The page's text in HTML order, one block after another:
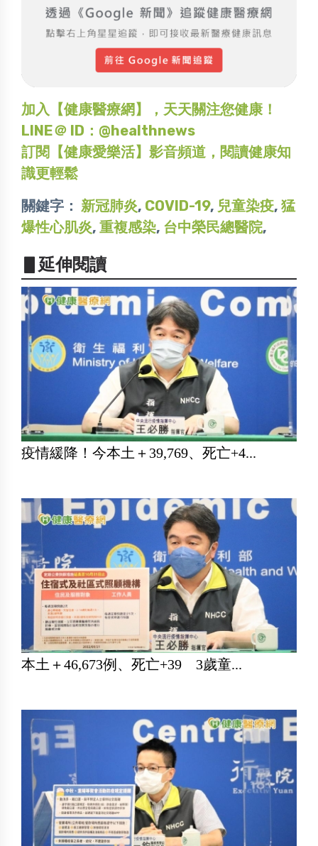
加入【健康醫療網】，天天關注您健康！
LINE＠ ID：@healthnews
訂閱【健康愛樂活】影音頻道，閱讀健康知
識更輕鬆
關鍵字： 新冠肺炎, COVID-19, 兒童染疫, 猛
爆性心肌炎, 重複感染, 台中榮民總醫院,
▋延伸閱讀
疫情緩降！今本土＋39,769、死亡+4...
本土＋46,673例、死亡+39 3歲童...